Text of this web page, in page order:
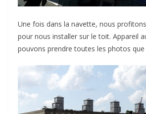
Une fois dans la navette, nous
pour nous installer sur le toit. Appareil
pouvons prendre toutes les photos